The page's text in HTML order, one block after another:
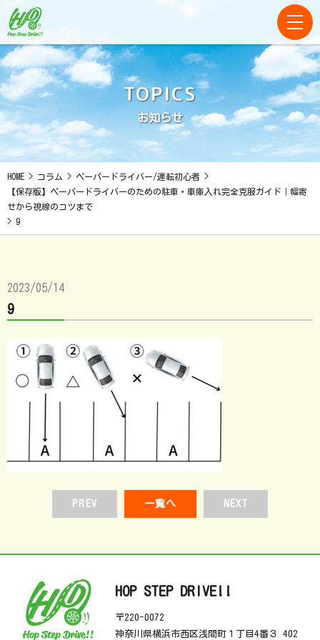
TOPICS
お知らせ
HOME > コラム > ペーパードライバー/運転初心者 >
【保存版】ペーパードライバーのための駐車・車庫入れ完全克服ガイド｜幅寄
せから視線のコツまで
> 9
2023/05/14
9
PREV 一覧へ NEXT
HOP STEP DRIVE!!
〒220-0072
神奈川県横浜市西区浅間町１丁目4番３ 402